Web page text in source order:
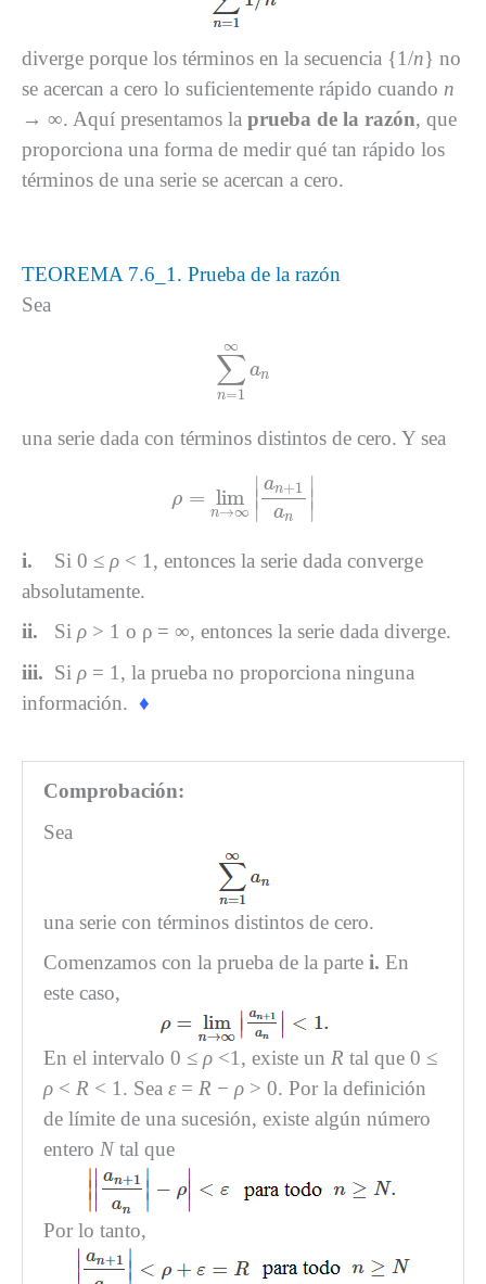
diverge porque los términos en la secuencia {1/n} no
se acercan a cero lo suficientemente rápido cuando n
→ ∞. Aquí presentamos la prueba de la razón, que
proporciona una forma de medir qué tan rápido los
términos de una serie se acercan a cero.
TEOREMA 7.6_1. Prueba de la razón
Sea
∞
∑
n=1
an
∑n
una serie dada con términos distintos de cero. Y sea
ρ = lim
n→∞
∣
∣∣
an+1
an
∣
∣∣
→ ∞| 1
i. Si 0 ≤ ρ < 1, entonces la serie dada converge
absolutamente.
ii. Si ρ > 1 o ρ = ∞, entonces la serie dada diverge.
iii. Si ρ = 1, la prueba no proporciona ninguna
información. ♦
Comprobación:
Sea
una serie con términos distintos de cero.
Comenzamos con la prueba de la parte i. En
este caso,
En el intervalo 0 ≤ρ <1, existe unR tal que 0 ≤
ρ <R < 1. Seaε=R −ρ > 0. Por la definición
de límite de una sucesión, existe algún número
enteroNtal que
Por lo tanto,